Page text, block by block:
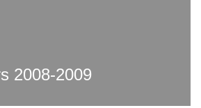
2008-2009